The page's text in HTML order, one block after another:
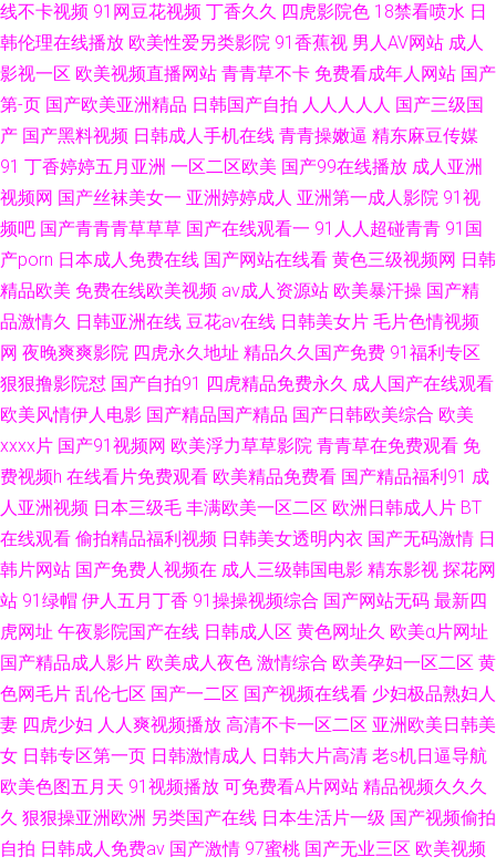
夜碰 一级片子 人人妻人人艹 亚洲影院俺去也小说 人人草人人色 老司机福利
社区 国产精品亚洲色图 国产第25页 超碰人人舔人人艹 狠狠操操86 超碰夫妻
网 久久久国产精品露脸 久久久精品探花 九1网页免费 国产熟妻一区二区 九
一视频网站 超碰自拍人人 久久A级视频 日韩欧美久久婷婷 人人摸人人草 人
免费电影 91天美 俺去也老女人色图 成人精品在线观看 狼人无码av 就要草视
频 久久久久国产欧美 国产99自拍 国产精品自拍 深爱91网 AV爱爱爱 绿巨人
网站 国产一区二 我要色色婷婷五月天 欧美日本亚洲在线 91成年进入人口 日
本无毒视频网站 91黄色片 人人干人操 久久经典成人网 一级理论片 日本一本
一道 亚洲精品色婷婷 av人人干 九一在现看片 91色图 蜜桃成人AV 久久欧洲
精品 欧美人妖ⅩⅩ欧美人妖 超碰人人操人人摸 蜜桃视频播放 99香蕉网 91人
人干人人操 91黄在线 91网页入口免费 av字幕在线观看 91熊猫视频 成人国
产在线 91夜色 久久免费特黄 人妻中出精品导航 91白丝在线观看 免费观看污
久791 亚洲级午夜线上观看 电影在线看网站 欧美性一区 在线后入 av免费网
线不卡视频 91网豆花视频 丁香久久 四虎影院色 18禁看喷水 日
韩伦理在线播放 欧美性爱另类影院 91香蕉视 男人AV网站 成人
影视一区 欧美视频直播网站 青青草不卡 免费看成年人网站 国产
第-页 国产欧美亚洲精品 日韩国产自拍 人人人人人 国产三级国
产 国产黑料视频 日韩成人手机在线 青青操嫩逼 精东麻豆传媒
91 丁香婷婷五月亚洲 一区二区欧美 国产99在线播放 成人亚洲
视频网 国产丝袜美女一 亚洲婷婷成人 亚洲第一成人影院 91视
频吧 国产青青青草草草 国产在线观看一 91人人超碰青青 91国
产porn 日本成人免费在线 国产网站在线看 黄色三级视频网 日韩
精品欧美 免费在线欧美视频 av成人资源站 欧美暴汗操 国产精
品激情久 日韩亚洲在线 豆花av在线 日韩美女片 毛片色情视频
网 夜晚爽爽影院 四虎永久地址 精品久久国产免费 91福利专区
狠狠撸影院怼 国产自拍91 四虎精品免费永久 成人国产在线观看
欧美风情伊人电影 国产精品国产精品 国产日韩欧美综合 欧美
xxxx片 国产91视频网 欧美浮力草草影院 青青草在免费观看 免
费视频h 在线看片免费观看 欧美精品免费看 国产精品福利91 成
人亚洲视频 日本三级毛 丰满欧美一区二区 欧洲日韩成人片 BT
在线观看 偷拍精品福利视频 日韩美女透明内衣 国产无码激情 日
韩片网站 国产免费人视频在 成人三级韩国电影 精东影视 探花网
站 91绿帽 伊人五月丁香 91操操视频综合 国产网站无码 最新四
虎网址 午夜影院国产在线 日韩成人区 黄色网址久 欧美α片网址
国产精品成人影片 欧美成人夜色 激情综合 欧美孕妇一区二区 黄
色网毛片 乱伦七区 国产一二区 国产视频在线看 少妇极品熟妇人
妻 四虎少妇 人人爽视频播放 高清不卡一区二区 亚洲欧美日韩美
女 日韩专区第一页 日韩激情成人 日韩大片高清 老s机日逼导航
欧美色图五月天 91视频播放 可免费看A片网站 精品视频久久久
久 狠狠操亚洲欧洲 另类国产在线 日本生活片一级 国产视频偷拍
自拍 日韩成人免费av 国产激情 97蜜桃 国产无业三区 欧美视频